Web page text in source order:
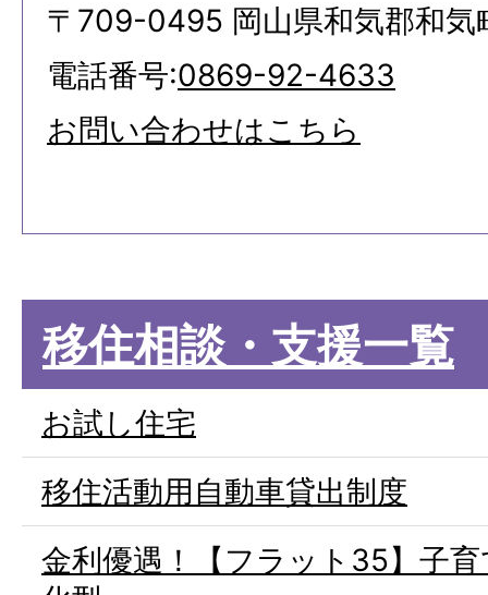
〒709-0495 岡山県和気郡和気
電話番号:0869-92-4633
お問い合わせはこちら
移住相談・支援一覧
お試し住宅
移住活動用自動車貸出制度
金利優遇！【フラット35】子